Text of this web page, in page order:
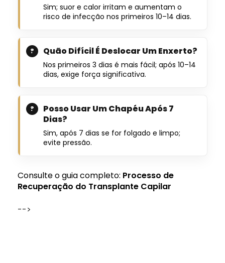
Sim; suor e calor irritam e aumentam o
risco de infecção nos primeiros 10–14 dias.
Quão Difícil É Deslocar Um Enxerto?
Nos primeiros 3 dias é mais fácil; após 10–14
dias, exige força significativa.
Posso Usar Um Chapéu Após 7
Dias?
Sim, após 7 dias se for folgado e limpo;
evite pressão.
Consulte o guia completo: Processo de
Recuperação do Transplante Capilar
-->